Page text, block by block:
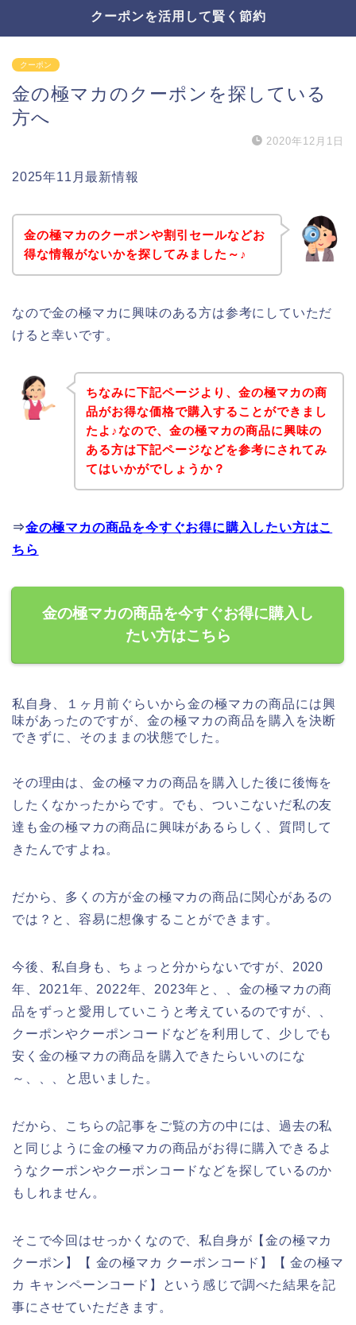
クーポンを活用して賢く節約
クーポン
金の極マカのクーポンを探している
方へ
2020年12月1日
2025年11月最新情報
金の極マカのクーポンや割引セールなどお
得な情報がないかを探してみました～♪
なので金の極マカに興味のある方は参考にしていただ
けると幸いです。
ちなみに下記ページより、金の極マカの商
品がお得な価格で購入することができまし
たよ♪なので、金の極マカの商品に興味の
ある方は下記ページなどを参考にされてみ
てはいかがでしょうか？
⇒金の極マカの商品を今すぐお得に購入したい方はこ
ちら
金の極マカの商品を今すぐお得に購入し
たい方はこちら
私自身、１ヶ月前ぐらいから金の極マカの商品には興
味があったのですが、金の極マカの商品を購入を決断
できずに、そのままの状態でした。
その理由は、金の極マカの商品を購入した後に後悔を
したくなかったからです。でも、ついこないだ私の友
達も金の極マカの商品に興味があるらしく、質問して
きたんですよね。
だから、多くの方が金の極マカの商品に関心があるの
では？と、容易に想像することができます。
今後、私自身も、ちょっと分からないですが、2020
年、2021年、2022年、2023年と、、金の極マカの商
品をずっと愛用していこうと考えているのですが、、
クーポンやクーポンコードなどを利用して、少しでも
安く金の極マカの商品を購入できたらいいのにな
～、、、と思いました。
だから、こちらの記事をご覧の方の中には、過去の私
と同じように金の極マカの商品がお得に購入できるよ
うなクーポンやクーポンコードなどを探しているのか
もしれません。
そこで今回はせっかくなので、私自身が【金の極マカ
クーポン】【 金の極マカ クーポンコード】【 金の極マ
カ キャンペーンコード】という感じで調べた結果を記
事にさせていただきます。